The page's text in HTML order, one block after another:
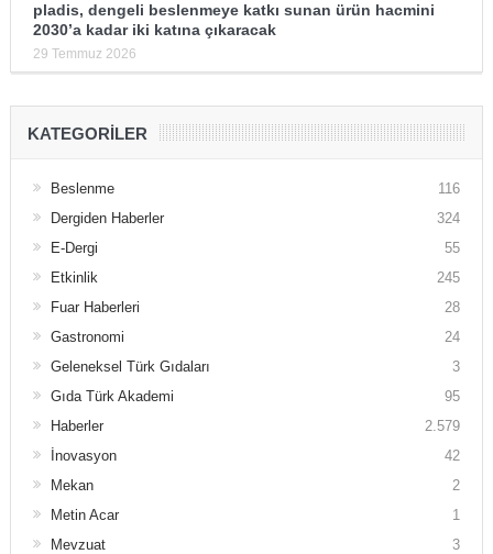
pladis, dengeli beslenmeye katkı sunan ürün hacmini
2030’a kadar iki katına çıkaracak
29 Temmuz 2026
KATEGORILER
Beslenme
116
Dergiden Haberler
324
E-Dergi
55
Etkinlik
245
Fuar Haberleri
28
Gastronomi
24
Geleneksel Türk Gıdaları
3
Gıda Türk Akademi
95
Haberler
2.579
İnovasyon
42
Mekan
2
Metin Acar
1
Mevzuat
3